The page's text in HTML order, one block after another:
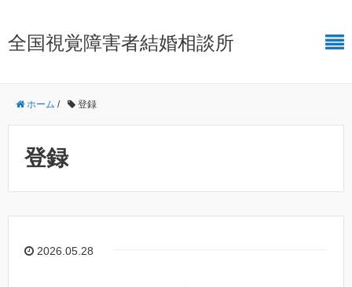
全国視覚障害者結婚相談所
ホーム / 登録
登録
2026.05.28